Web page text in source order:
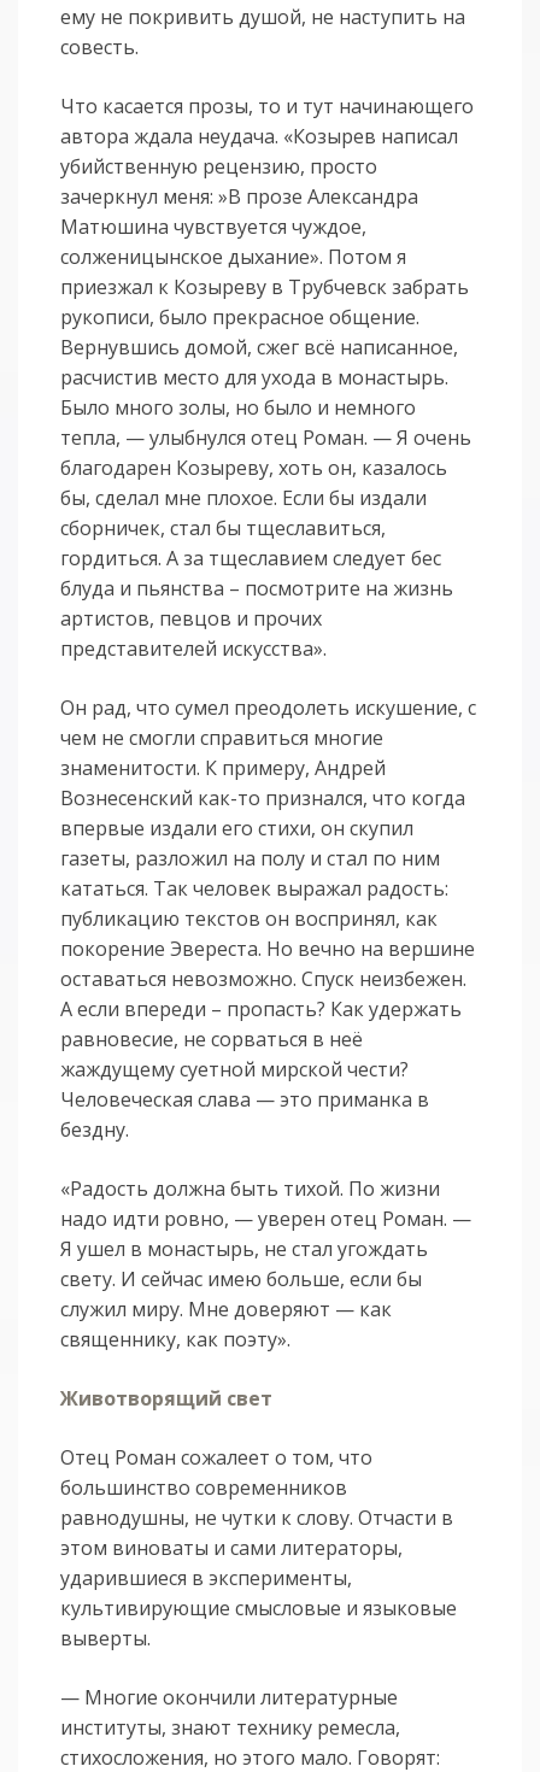
ему не покривить душой, не наступить на
совесть.
Что касается прозы, то и тут начинающего
автора ждала неудача. «Козырев написал
убийственную рецензию, просто
зачеркнул меня: »В прозе Александра
Матюшина чувствуется чуждое,
солженицынское дыхание». Потом я
приезжал к Козыреву в Трубчевск забрать
рукописи, было прекрасное общение.
Вернувшись домой, сжег всё написанное,
расчистив место для ухода в монастырь.
Было много золы, но было и немного
тепла, — улыбнулся отец Роман. — Я очень
благодарен Козыреву, хоть он, казалось
бы, сделал мне плохое. Если бы издали
сборничек, стал бы тщеславиться,
гордиться. А за тщеславием следует бес
блуда и пьянства – посмотрите на жизнь
артистов, певцов и прочих
представителей искусства».
Он рад, что сумел преодолеть искушение, с
чем не смогли справиться многие
знаменитости. К примеру, Андрей
Вознесенский как-то признался, что когда
впервые издали его стихи, он скупил
газеты, разложил на полу и стал по ним
кататься. Так человек выражал радость:
публикацию текстов он воспринял, как
покорение Эвереста. Но вечно на вершине
оставаться невозможно. Спуск неизбежен.
А если впереди – пропасть? Как удержать
равновесие, не сорваться в неё
жаждущему суетной мирской чести?
Человеческая слава — это приманка в
бездну.
«Радость должна быть тихой. По жизни
надо идти ровно, — уверен отец Роман. —
Я ушел в монастырь, не стал угождать
свету. И сейчас имею больше, если бы
служил миру. Мне доверяют — как
священнику, как поэту».
Животворящий свет
Отец Роман сожалеет о том, что
большинство современников
равнодушны, не чутки к слову. Отчасти в
этом виноваты и сами литераторы,
ударившиеся в эксперименты,
культивирующие смысловые и языковые
выверты.
— Многие окончили литературные
институты, знают технику ремесла,
стихосложения, но этого мало. Говорят: